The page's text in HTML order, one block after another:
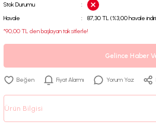
Stok Durumu
Havale
87,30 TL (%3,00 havale
*90,00 TL den başlayan taksitlerle!
Gelince Haber
Fiyat Alarmı Yorum Yaz
Ürün Bilgisi